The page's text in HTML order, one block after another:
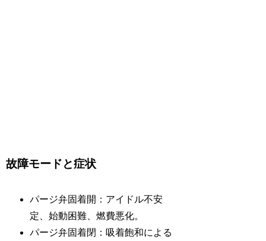
故障モードと症状
パージ弁固着開：アイドル不安
定、始動困難、燃費悪化。
パージ弁固着閉：吸着飽和による